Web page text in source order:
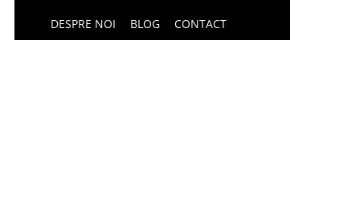
DESPRE NOI BLOG CONTACT